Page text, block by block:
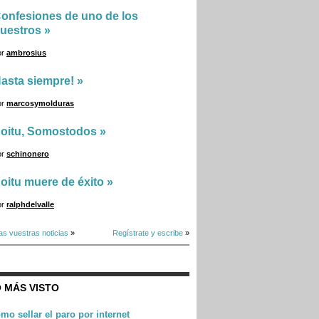
de uno de los
»
ambrosius
siempre! »
marcosymolduras
Somostodos »
schinonero
muere de éxito »
ralphdelvalle
vuestras noticias » Regístrate y escribe »
MÁS VISTO
sellar el paro por internet